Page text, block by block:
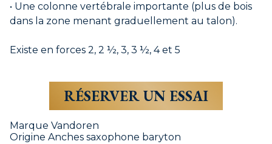
• Une colonne vertébrale importante (plus de bois
dans la zone menant graduellement au talon).
Existe en forces 2, 2 ½, 3, 3 ½, 4 et 5
RÉSERVER UN ESSAI
Marque Vandoren
Origine Anches saxophone baryton